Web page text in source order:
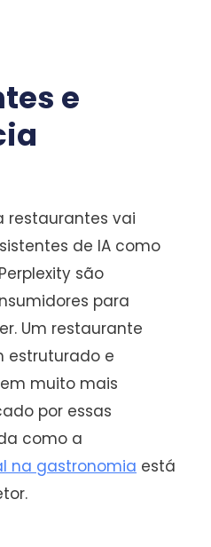
e
restaurantes vai
de IA como
são
para
Um restaurante
estruturado e
muito mais
por essas
como a
na gastronomia está